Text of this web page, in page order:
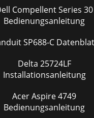
Series 30
Bedienungsanleitung
Panduit SP688-C
Delta 25724LF
Installationsanleitung
Acer Aspire 4749
Bedienungsanleitung